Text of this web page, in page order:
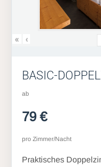
« ‹
BASIC-
ab
79 €
pro Zimmer/Nacht
Praktisches